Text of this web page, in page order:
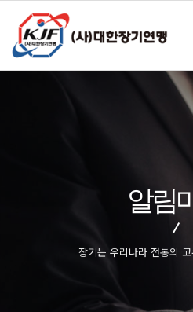
알림
장기는 우리나라 전통의